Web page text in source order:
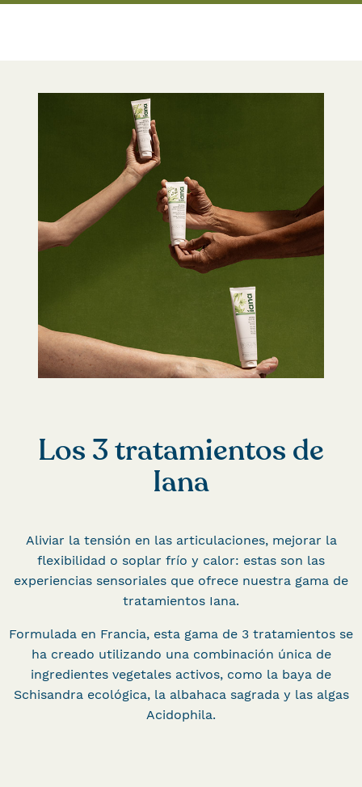
Los 3 tratamientos de
Iana
Aliviar la tensión en las articulaciones, mejorar la
flexibilidad o soplar frío y calor: estas son las
experiencias sensoriales que ofrece nuestra gama de
tratamientos Iana.
Formulada en Francia, esta gama de 3 tratamientos se
ha creado utilizando una combinación única de
ingredientes vegetales activos, como la baya de
Schisandra ecológica, la albahaca sagrada y las algas
Acidophila.